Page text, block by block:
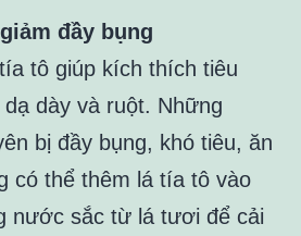
đầy bụng
tô giúp kích thích tiêu
dày và ruột. Những
bị đầy bụng, khó tiêu, ăn
có thể thêm lá tía tô vào
nước sắc từ lá tươi để cải